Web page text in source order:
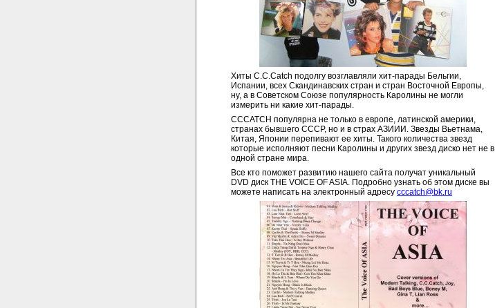
Хиты C.C.Catch подолгу возглавляли хит-парады Бельгии,
Испании, всех Скандинавских стран и стран Восточной Европы,
ну, а в Советском Союзе популярность Каролины не могли
измерить ни какие хит-парады.
CCCATCH популярна не только в европе, латинской америки,
странах бывшего СССР, но и в страх АЗИИИ. Звезды Вьетнама,
Китая, Японии перепивают ее хиты. Такого количества звезд
которые исполняют песни Каролины и других звезд диско нет не в
одной стране мира.
Все кто поможет развитию нашего сайта получат уникальный
DVD диск THE VOICE OF ASIA. Подробно узнать об этом диске вы
можете написать на электронный адресу cccatch@bk.ru